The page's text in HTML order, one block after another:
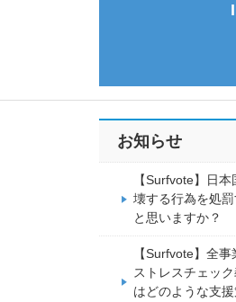
お知らせ
【Surfvote】日
壊する行為を処
と思いますか？
【Surfvote】全
ストレスチェッ
はどのような支